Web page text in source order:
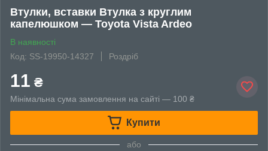
Втулки, вставки Втулка з круглим
капелюшком — Toyota Vista Ardeo
В наявності
Код: SS-19950-14327
Роздріб
11 ₴
Мінімальна сума замовлення на сайті — 100 ₴
Купити
або